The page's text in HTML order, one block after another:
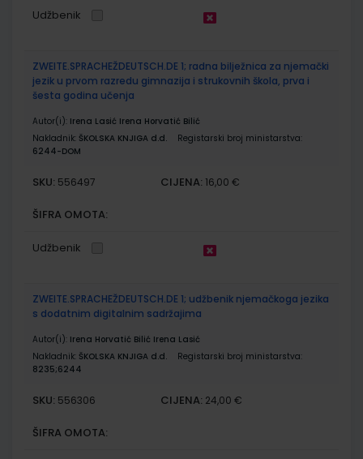
Udžbenik
ZWEITE.SPRACHEŽDEUTSCH.DE 1; radna bilježnica za njemački
jezik u prvom razredu gimnazija i strukovnih škola, prva i
šesta godina učenja
Autor(i): Irena Lasić Irena Horvatić Bilić
Nakladnik: ŠKOLSKA KNJIGA d.d.
Registarski broj ministarstva:
6244-DOM
SKU: 556497 CIJENA: 16,00 €
ŠIFRA OMOTA:
Udžbenik
ZWEITE.SPRACHEŽDEUTSCH.DE 1; udžbenik njemačkoga jezika
s dodatnim digitalnim sadržajima
Autor(i): Irena Horvatić Bilić Irena Lasić
Nakladnik: ŠKOLSKA KNJIGA d.d.
Registarski broj ministarstva:
8235;6244
SKU: 556306 CIJENA: 24,00 €
ŠIFRA OMOTA: